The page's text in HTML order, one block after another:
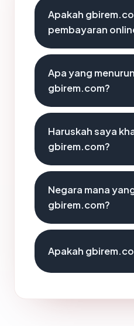
Apakah
pembayaran
Apa yang
gbirem.com?
Haruskah saya
gbirem.com?
Negara mana
gbirem.com?
Apakah